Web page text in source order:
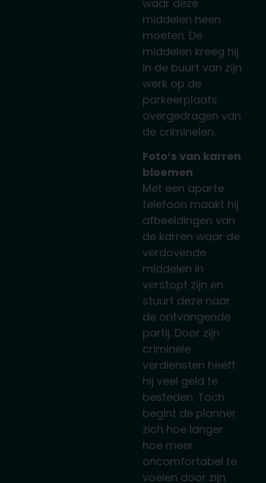
waar deze
middelen heen
moeten. De
middelen kreeg hij
in de buurt van zijn
werk op de
parkeerplaats
overgedragen van
de criminelen.
Foto’s van karren
bloemen
Met een aparte
telefoon maakt hij
afbeeldingen van
de karren waar de
verdovende
middelen in
verstopt zijn en
stuurt deze naar
de ontvangende
partij. Door zijn
criminele
verdiensten heeft
hij veel geld te
besteden. Toch
begint de planner
zich hoe langer
hoe meer
oncomfortabel te
voelen door zijn